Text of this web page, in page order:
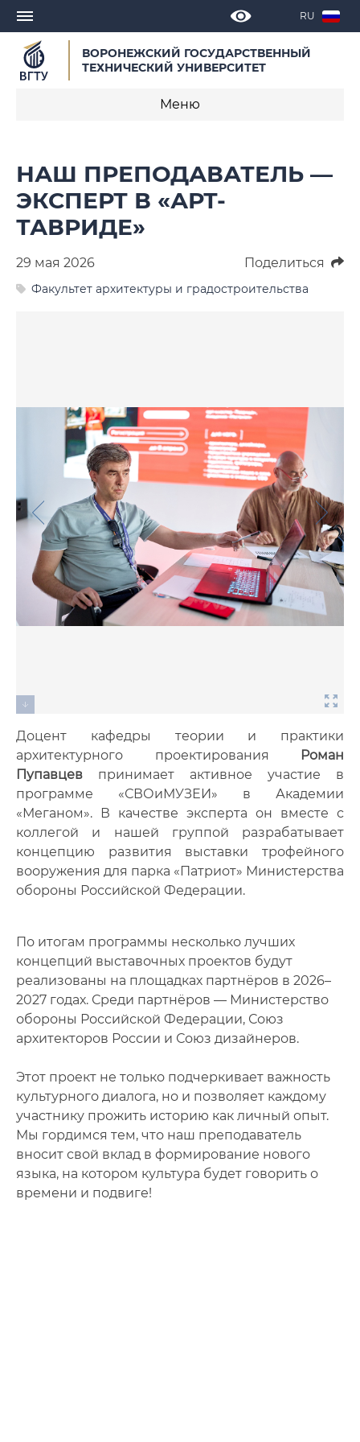
RU
ВОРОНЕЖСКИЙ ГОСУДАРСТВЕННЫЙ
ТЕХНИЧЕСКИЙ УНИВЕРСИТЕТ
Меню
СМИ о нас
Выступления, доклады, интервью
Календарь мероприятий
Видео
Анкеты и опросы
Контакты для СМИ
НАШ ПРЕПОДАВАТЕЛЬ —
ЭКСПЕРТ В «АРТ-
ТАВРИДЕ»
29 мая 2026 Поделиться
Факультет архитектуры и градостроительства
Доцент кафедры теории и практики
архитектурного проектирования
Роман
Пупавцев принимает активное участие в
программе «СВОиМУЗЕИ» в Академии
«Меганом». В качестве эксперта он вместе с
коллегой и нашей группой разрабатывает
концепцию развития выставки трофейного
вооружения для парка «Патриот» Министерства
обороны Российской Федерации.
По итогам программы несколько лучших
концепций выставочных проектов будут
реализованы на площадках партнёров в 2026–
2027 годах. Среди партнёров — Министерство
обороны Российской Федерации, Союз
архитекторов России и Союз дизайнеров.
Этот проект не только подчеркивает важность
культурного диалога, но и позволяет каждому
участнику прожить историю как личный опыт.
Мы гордимся тем, что наш преподаватель
вносит свой вклад в формирование нового
языка, на котором культура будет говорить о
времени и подвиге!